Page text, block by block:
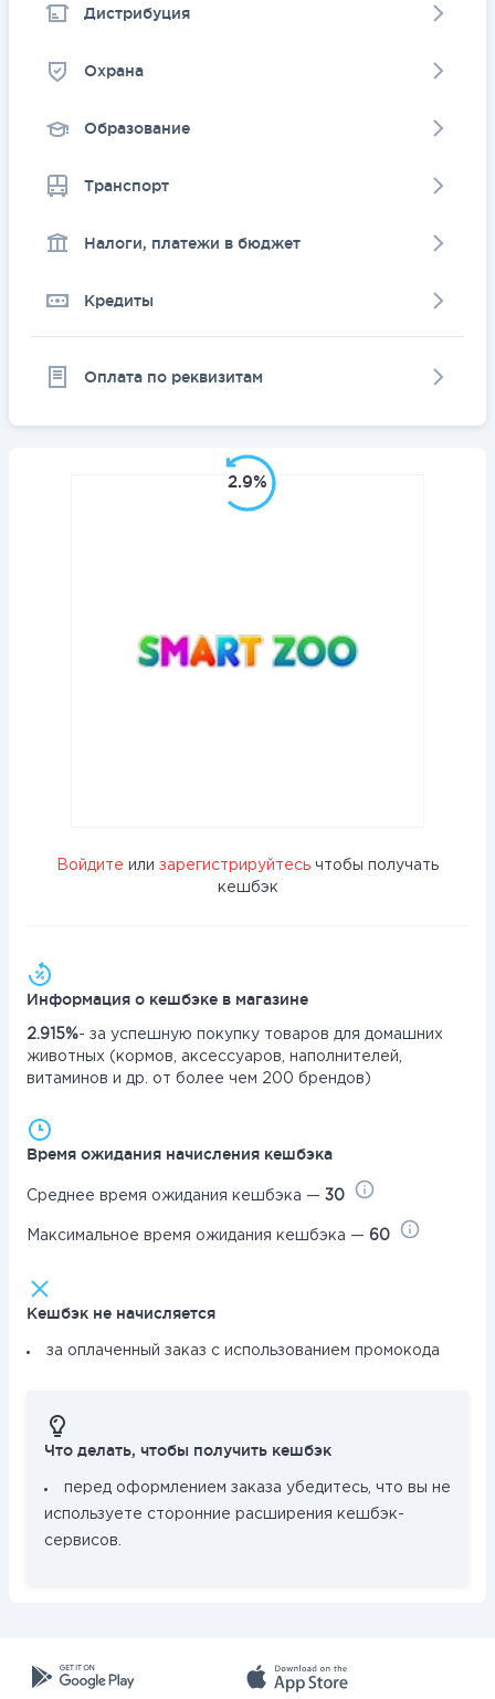
Дистрибуция
Охрана
Образование
Транспорт
Налоги, платежи в бюджет
Кредиты
Оплата по реквизитам
2.9%
Войдите или зарегистрируйтесь чтобы получать
кешбэк
Информация о кешбэке в магазине
2.915%- за успешную покупку товаров для домашних
животных (кормов, аксессуаров, наполнителей,
витаминов и др. от более чем 200 брендов)
Время ожидания начисления кешбэка
Среднее время ожидания кешбэка — 30
Максимальное время ожидания кешбэка — 60
Кешбэк не начисляется
за оплаченный заказ с использованием промокода
Что делать, чтобы получить кешбэк
перед оформлением заказа убедитесь, что вы не
используете сторонние расширения кешбэк-
сервисов.